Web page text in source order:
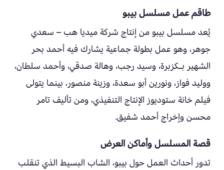
طاقم عمل مسلسل بيبو
يُعد مسلسل بيبو من إنتاج شركة ميديا هب – سعدي
جوهر، وهو عمل بطولة جماعية يشارك فيه أحمد بحر
الشهير بـكزبرة، وسيد رجب، وهالة صدقي، وأحمد سلطان،
ووليد فواز، ونورين أبو سعدة، وزينة منصور، بينما يتولى
فيلم خانة ستوديوز الإنتاج التنفيذي، ومن تأليف تامر
محسن وإخراج أحمد شفيق.
قصة المسلسل وأماكن العرض
تدور أحداث العمل حول بيبو، الشاب البسيط الذي تنقلب